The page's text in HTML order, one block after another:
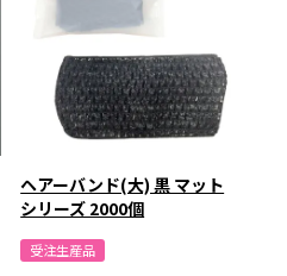
ヘアーバンド(大) 黒 マット
シリーズ 2000個
受注生産品